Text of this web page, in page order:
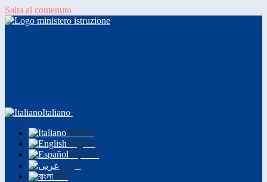
Salta al contenuto
Italiano
Italiano
English
Español
عربى
বাংলা